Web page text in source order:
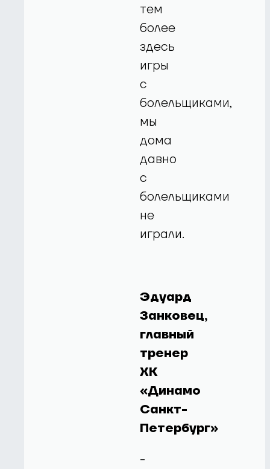
тем
более
здесь
игры
с
болельщиками,
мы
дома
давно
с
болельщиками
не
играли.
Эдуард
Занковец,
главный
тренер
ХК
«Динамо
Санкт-
Петербург»
-